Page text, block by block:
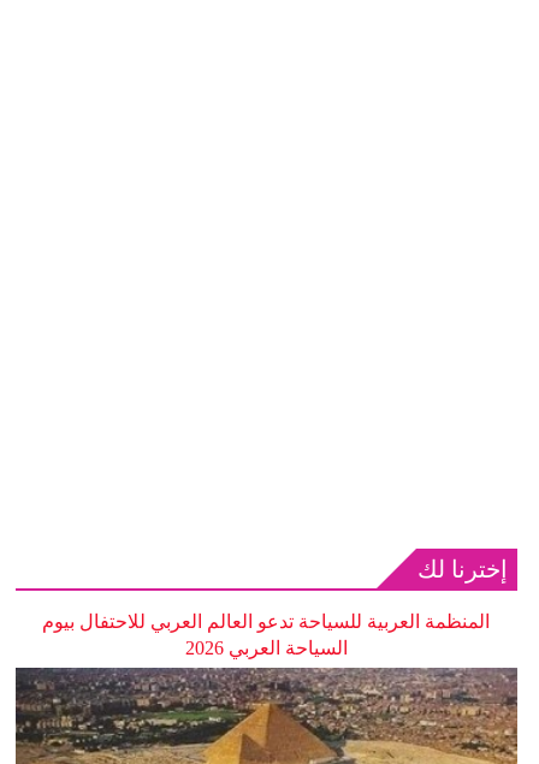
إخترنا لك
المنظمة العربية للسياحة تدعو العالم العربي للاحتفال بيوم
السياحة العربي 2026